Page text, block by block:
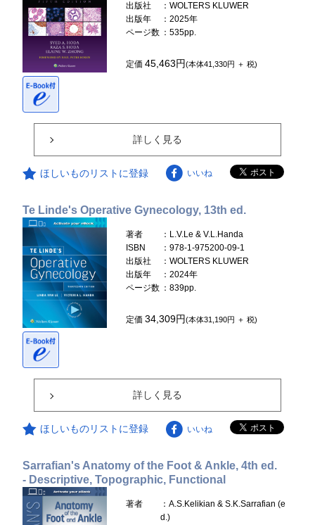
出版社
：WOLTERS KLUWER
出版年
：2025年
ページ数 ：535pp.
定価45,463円(本体41,330円 ＋ 税)
詳しく見る
ほしいものリストに登録 いいね
Te Linde's Operative Gynecology, 13th ed.
著者
：L.V.Le & V.L.Handa
ISBN
：978-1-975200-09-1
出版社
：WOLTERS KLUWER
出版年
：2024年
ページ数 ：839pp.
定価34,309円(本体31,190円 ＋ 税)
詳しく見る
ほしいものリストに登録 いいね
Sarrafian's Anatomy of the Foot & Ankle, 4th ed.
- Descriptive, Topographic, Functional
著者
：A.S.Kelikian & S.K.Sarrafian (e
d.)